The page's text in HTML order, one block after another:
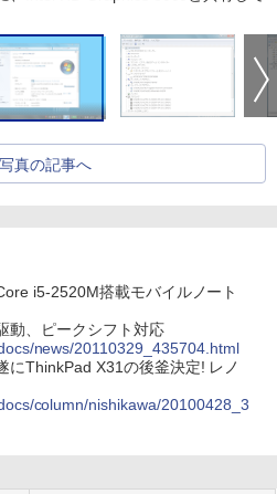
真の記事へ
i5-2520M搭載モバイルノート
動、ピークシフト対応
news/20110329_435704.html
にThinkPad X31の後釜決定! レノ
column/nishikawa/20100428_3